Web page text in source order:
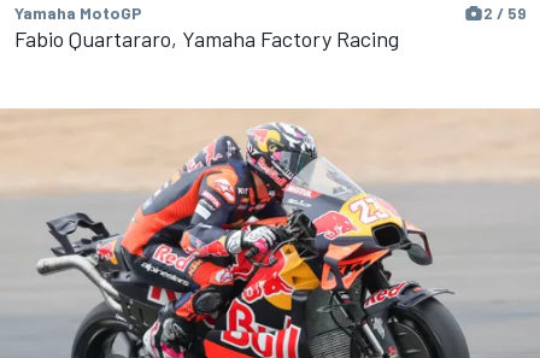
Yamaha MotoGP 2 / 59
Fabio Quartararo, Yamaha Factory Racing